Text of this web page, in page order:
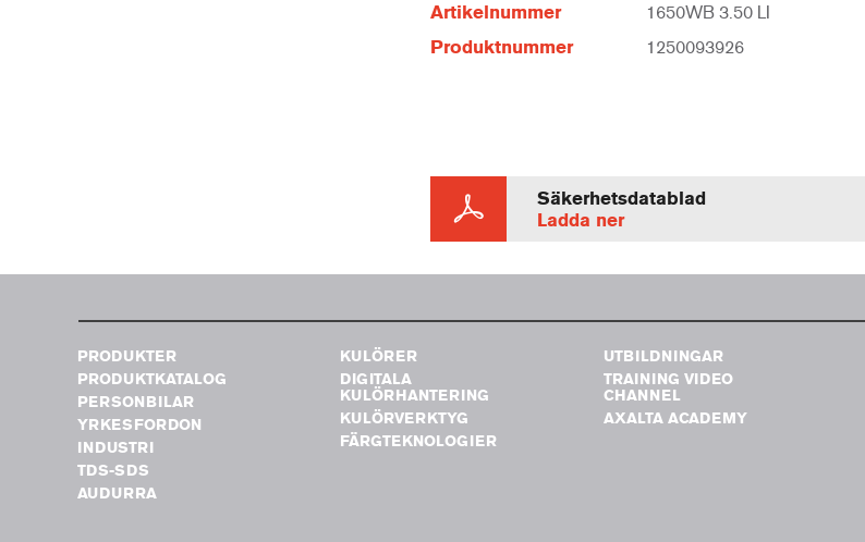
Artikelnummer 1650WB 3.50 LI
Produktnummer 1250093926
Säkerhetsdatablad
Ladda ner
PRODUKTER
PRODUKTKATALOG
PERSONBILAR
YRKESFORDON
INDUSTRI
TDS-SDS
AUDURRA
KULÖRER
DIGITALA
KULÖRHANTERING
KULÖRVERKTYG
FÄRGTEKNOLOGIER
UTBILDNINGAR
TRAINING VIDEO
CHANNEL
AXALTA ACADEMY